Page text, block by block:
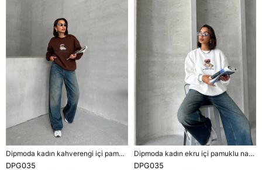
Dipmoda kadın kahverengi içi pamuklu nakış detaylı sweat DPG035
DPG035
Dipmoda kadın ekru içi pamuklu nakış detaylı sweat DPG035
DPG035